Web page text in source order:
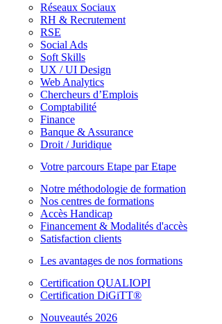
Réseaux Sociaux
RH & Recrutement
RSE
Social Ads
Soft Skills
UX / UI Design
Web Analytics
Chercheurs d’Emplois
Comptabilité
Finance
Banque & Assurance
Droit / Juridique
Votre parcours Etape par Etape
Notre méthodologie de formation
Nos centres de formations
Accès Handicap
Financement & Modalités d'accès
Satisfaction clients
Les avantages de nos formations
Certification QUALIOPI
Certification DiGiTT®
Nouveautés 2026